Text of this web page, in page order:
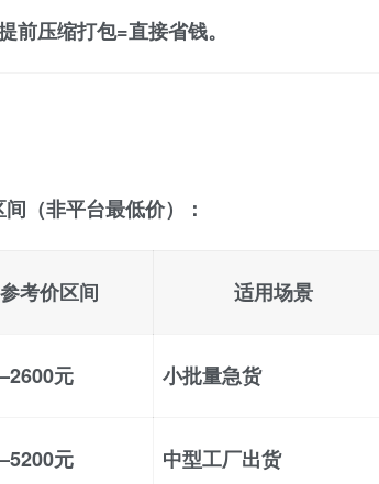
前压缩打包=直接省钱。
间 （非平台最低价）：
参考价区间 适用场景
元 小批量急货
元 中型工厂出货